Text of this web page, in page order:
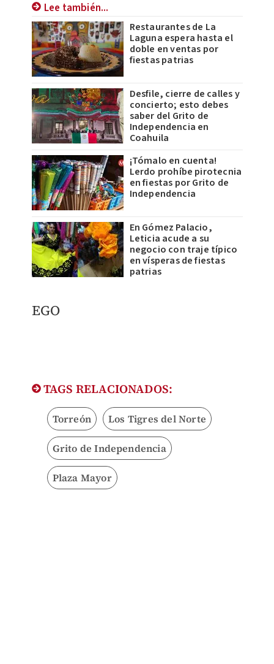
Lee también...
Restaurantes de La
Laguna espera hasta el
doble en ventas por
fiestas patrias
Desfile, cierre de calles y
concierto; esto debes
saber del Grito de
Independencia en
Coahuila
¡Tómalo en cuenta!
Lerdo prohíbe pirotecnia
en fiestas por Grito de
Independencia
En Gómez Palacio,
Leticia acude a su
negocio con traje típico
en vísperas de fiestas
patrias
EGO
TAGS RELACIONADOS:
Torreón Los Tigres del Norte
Grito de Independencia
Plaza Mayor